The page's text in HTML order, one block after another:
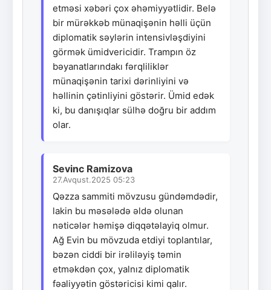
etməsi xəbəri çox əhəmiyyətlidir. Belə
bir mürəkkəb münaqişənin həlli üçün
diplomatik səylərin intensivləşdiyini
görmək ümidvericidir. Trampın öz
bəyanatlarındakı fərqliliklər
münaqişənin tarixi dərinliyini və
həllinin çətinliyini göstərir. Ümid edək
ki, bu danışıqlar sülhə doğru bir addım
olar.
Sevinc Ramizova
27.Avqust.2025 05:23
Qəzza sammiti mövzusu gündəmdədir,
lakin bu məsələdə əldə olunan
nəticələr həmişə diqqətəlayiq olmur.
Ağ Evin bu mövzuda etdiyi toplantılar,
bəzən ciddi bir irəliləyiş təmin
etməkdən çox, yalnız diplomatik
fəaliyyətin göstəricisi kimi qalır.